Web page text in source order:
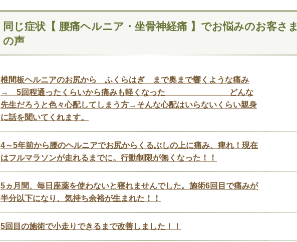
同じ症状【 腰痛ヘルニア・坐骨神経痛 】でお悩みのお客さま
の声
椎間板ヘルニアのお尻から ふくらはぎ まで奥まで響くような痛み
→ 5回程通ったくらいから痛みも軽くなった どんな
先生だろうと色々心配してしまう方→そんな心配はいらないくらい親身
に話を聞いてくれます。
4～5年前から腰のヘルニアでお尻からくるぶしの上に痛み、痺れ！現在
はフルマラソンが走れるまでに。行動制限が無くなった！！
5ヵ月間、毎日座薬を使わないと寝れませんでした。施術6回目で痛みが
半分以下になり、気持ち余裕が生まれた！！
5回目の施術で小走りできるまで改善しました！！